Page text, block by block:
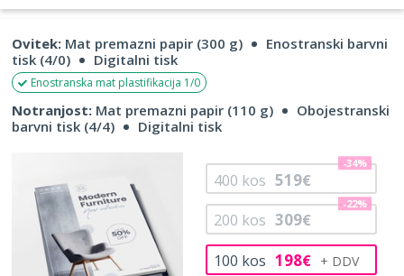
Ovitek: Mat premazni papir (300 g)
Enostranski barvni
tisk (4/0)
Digitalni tisk
Enostranska mat plastifikacija 1/0
Notranjost: Mat premazni papir (110 g)
Obojestranski
barvni tisk (4/4)
Digitalni tisk
100 kos 198€
200 kos 309€
-22%
400 kos 519€
-34%